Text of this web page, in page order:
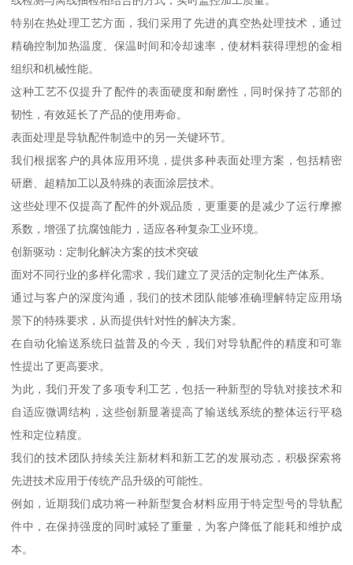
特别在热处理工艺方面，我们采用了先进的真空热处理技术，通过
精确控制加热温度、保温时间和冷却速率，使材料获得理想的金相
组织和机械性能。
这种工艺不仅提升了配件的表面硬度和耐磨性，同时保持了芯部的
韧性，有效延长了产品的使用寿命。
表面处理是导轨配件制造中的另一关键环节。
我们根据客户的具体应用环境，提供多种表面处理方案，包括精密
研磨、超精加工以及特殊的表面涂层技术。
这些处理不仅提高了配件的外观品质，更重要的是减少了运行摩擦
系数，增强了抗腐蚀能力，适应各种复杂工业环境。
创新驱动：定制化解决方案的技术突破
面对不同行业的多样化需求，我们建立了灵活的定制化生产体系。
通过与客户的深度沟通，我们的技术团队能够准确理解特定应用场
景下的特殊要求，从而提供针对性的解决方案。
在自动化输送系统日益普及的今天，我们对导轨配件的精度和可靠
性提出了更高要求。
为此，我们开发了多项专利工艺，包括一种新型的导轨对接技术和
自适应微调结构，这些创新显著提高了输送线系统的整体运行平稳
性和定位精度。
我们的技术团队持续关注新材料和新工艺的发展动态，积极探索将
先进技术应用于传统产品升级的可能性。
例如，近期我们成功将一种新型复合材料应用于特定型号的导轨配
件中，在保持强度的同时减轻了重量，为客户降低了能耗和维护成
本。